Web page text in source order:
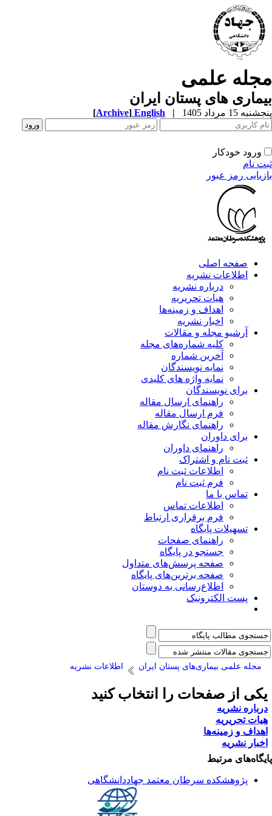
علمی
های پستان ایران
15 مرداد 1405 |
English
[Archive]
ورود خودکار
نام
رمز عبور
صفحه اصلی
اطلاعات نشریه
درباره نشریه
هیات تحریریه
اهداف و زمینه‌ها
اخبار نشریه
آرشیو مجله و مقالات
کلیه شماره‌های مجله
آخرین شماره
نمایه نویسندگان
نمایه واژه های کلیدی
برای نویسندگان
راهنمای ارسال مقاله
فرم ارسال مقاله
راهنمای نگارش مقاله
برای داوران
راهنمای داوران
ثبت نام و اشتراک
اطلاعات ثبت نام
فرم ثبت نام
تماس با ما
اطلاعات تماس
فرم برقراری ارتباط
تسهیلات پایگاه
راهنمای صفحات
جستجو در پایگاه
صفحه پرسش‌های متداول
صفحه برترین‌های پایگاه
اطلاع‌رسانی به دوستان
پست الکترونیک
مجله علمی بیماری‌های پستان ایران اطلاعات نشریه
از صفحات را انتخاب کنید
نشریه
تحریریه
و زمینه‌ها
نشریه
مرتبط
پژوهشکده سرطان معتمد جهاددانشگاهی